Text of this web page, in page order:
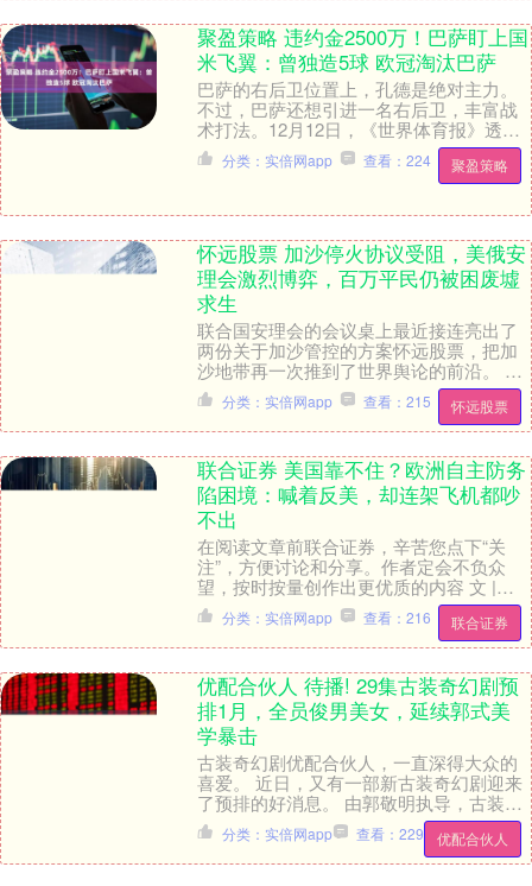
聚盈策略 违约金2500万！巴萨盯上国
米飞翼：曾独造5球 欧冠淘汰巴萨
巴萨的右后卫位置上，孔德是绝对主力。
不过，巴萨还想引进一名右后卫，丰富战
术打法。12月12日，《世界体育报》透露
聚盈策略，巴萨盯上国米飞翼。明年夏
天，邓弗里斯的....
聚盈策略
分类：实倍网app 查看：224
怀远股票 加沙停火协议受阻，美俄安
理会激烈博弈，百万平民仍被困废墟
求生
联合国安理会的会议桌上最近接连亮出了
两份关于加沙管控的方案怀远股票，把加
沙地带再一次推到了世界舆论的前沿。 美
国和俄罗斯各自提出方案，针锋相对，他
们争的不光是和....
怀远股票
分类：实倍网app 查看：215
联合证券 美国靠不住？欧洲自主防务
陷困境：喊着反美，却连架飞机都吵
不出
在阅读文章前联合证券，辛苦您点下“关
注”，方便讨论和分享。作者定会不负众
望，按时按量创作出更优质的内容 文 |昕
昕 在阅读文章前，辛苦您点下“关注”，方
便讨论和....
联合证券
分类：实倍网app 查看：216
优配合伙人 待播! 29集古装奇幻剧预
排1月，全员俊男美女，延续郭式美
学暴击
古装奇幻剧优配合伙人，一直深得大众的
喜爱。 近日，又有一部新古装奇幻剧迎来
了预排的好消息。 由郭敬明执导，古装奇
幻捉妖剧《月鳞绮纪》预排将于1月左右，
登陆优酷视....
优配合伙人
分类：实倍网app 查看：229